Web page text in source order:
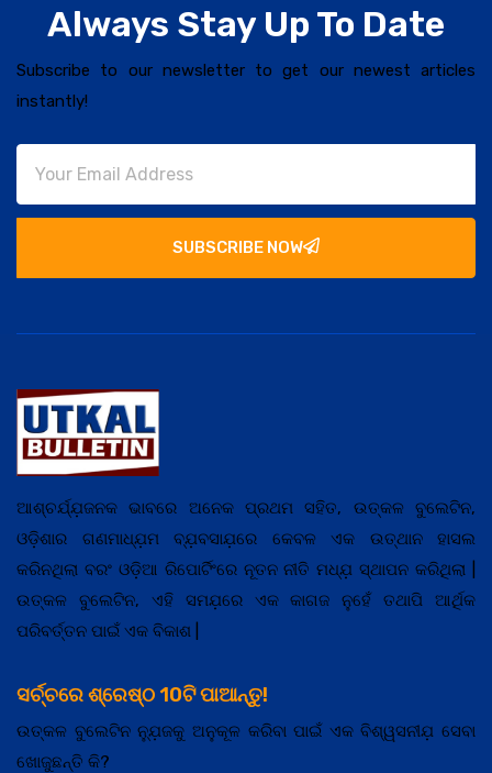
Always Stay Up To Date
Subscribe to our newsletter to get our newest articles
instantly!
SUBSCRIBE NOW
ଆଶ୍ଚର୍ଯ୍ଯ଼ଜନକ ଭାବରେ ଅନେକ ପ୍ରଥମ ସହିତ, ଉତ୍କଳ ବୁଲେଟିନ,
ଓଡ଼ିଶାର ଗଣମାଧ୍ଯ଼ମ ବ୍ଯ଼ବସାଯ଼ରେ କେବଳ ଏକ ଉତ୍ଥାନ ହାସଲ
କରିନଥିଲା ବରଂ ଓଡ଼ିଆ ରିପୋର୍ଟିଂରେ ନୂତନ ନୀତି ମଧ୍ଯ଼ ସ୍ଥାପନ କରିଥିଲା |
ଉତ୍କଳ ବୁଲେଟିନ, ଏହି ସମଯ଼ରେ ଏକ କାଗଜ ନୁହେଁ ତଥାପି ଆର୍ଥିକ
ପରିବର୍ତ୍ତନ ପାଇଁ ଏକ ବିକାଶ |
ସର୍ଚ୍ଚରେ ଶ୍ରେଷ୍ଠ 10ଟି ପାଆନ୍ତୁ!
ଉତ୍କଳ ବୁଲେଟିନ ନ୍ଯ଼ୁଜକୁ ଅନୁକୂଳ କରିବା ପାଇଁ ଏକ ବିଶ୍ୱସନୀଯ଼ ସେବା
ଖୋଜୁଛନ୍ତି କି?